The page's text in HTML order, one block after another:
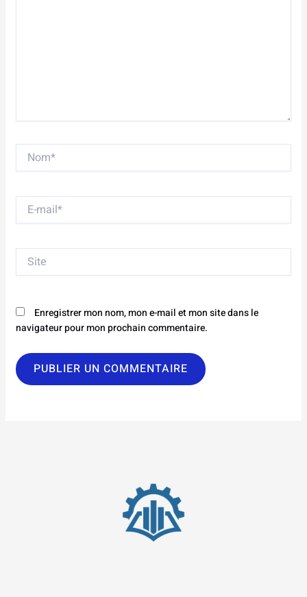
Nom*
mail*
Site
Enregistrer mon nom, mon e-mail et mon site dans le
navigateur pour mon prochain commentaire.